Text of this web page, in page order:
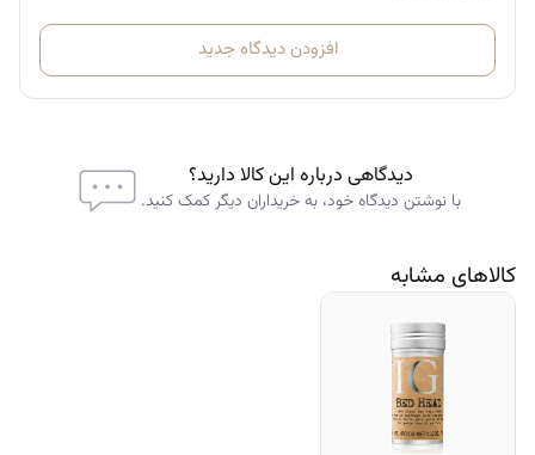
روی نواحی که تعریق بیشتری دارند مانند زیر چشم، اطراف بينى و چانه بزنید و
کاملا پخش کنید.
افزودن دیدگاه جدید
دیدگاهی درباره این کالا دارید؟
با نوشتن دیدگاه خود، به خریداران دیگر کمک کنید.
کالاهای مشابه